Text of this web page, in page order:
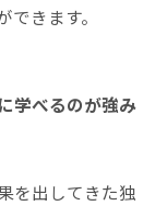
きます。
学べるのが強み
を出してきた独